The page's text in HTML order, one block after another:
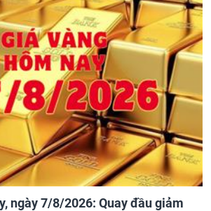
ngày 7/8/2026: Quay đầu giảm